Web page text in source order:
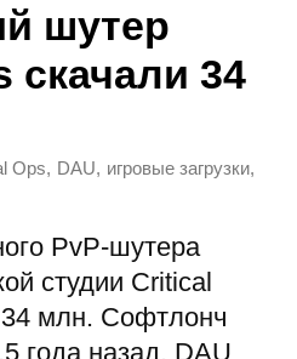
шутер
скачали 34
Ops, DAU, игровые загрузки,
PvP-шутера
студии Critical
34 млн. Софтлонч
года назад. DAU